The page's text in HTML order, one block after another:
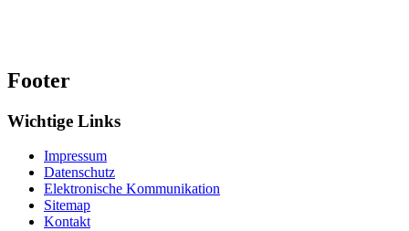
Footer
Wichtige Links
Impressum
Datenschutz
Elektronische Kommunikation
Sitemap
Kontakt